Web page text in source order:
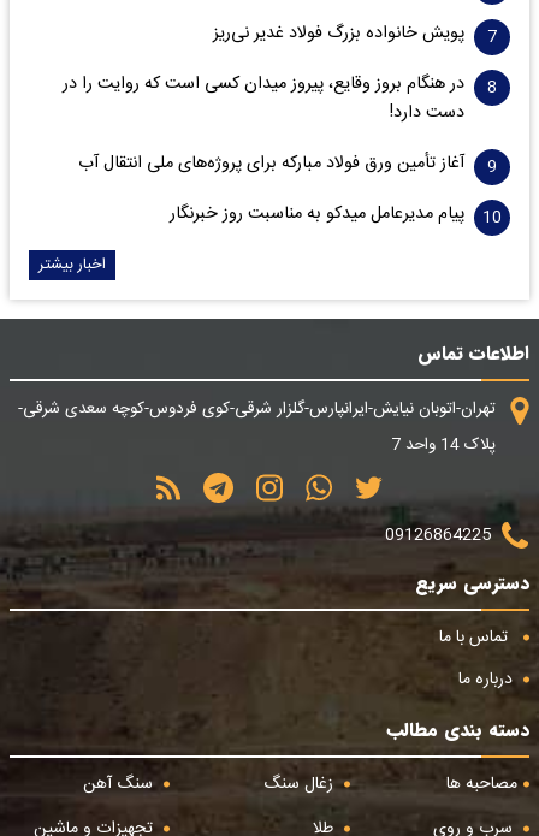
پویش خانواده بزرگ فولاد غدیر نی‌ریز
در هنگام بروز وقایع، پیروز میدان کسی است که روایت را در
دست دارد!
آغاز تأمین ورق فولاد مبارکه برای پروژه‌های ملی انتقال آب
پیام مدیرعامل میدکو به مناسبت روز خبرنگار
اخبار بیشتر
اطلاعات تماس
تهران-اتوبان نیایش-ایرانپارس-گلزار شرقی-کوی فردوس-کوچه سعدی شرقی-
پلاک 14 واحد 7
09126864225
دسترسی سریع
تماس با ما
درباره ما
دسته بندی مطالب
مصاحبه ها
زغال سنگ
سنگ آهن
سرب و روی
طلا تجهیزات و ماشین